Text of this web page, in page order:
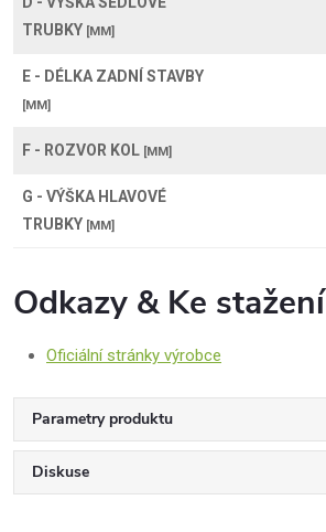
TRUBKY [MM]
E - DÉLKA ZADNÍ STAVBY
[MM]
F - ROZVOR KOL [MM]
G - VÝŠKA HLAVOVÉ
TRUBKY [MM]
Odkazy & Ke stažení
Oficiální stránky výrobce
Parametry produktu
Diskuse